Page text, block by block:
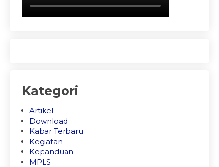
Kategori
Artikel
Download
Kabar Terbaru
Kegiatan
Kepanduan
MPLS